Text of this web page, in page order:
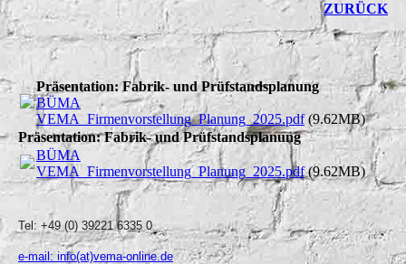
ZURÜCK
Präsentation: Fabrik- und Prüfstandsplanung
BÜMA
VEMA_Firmenvorstellung_Planung_2025.pdf(9.62MB)
Präsentation: Fabrik- und Prüfstandsplanung
BÜMA
VEMA_Firmenvorstellung_Planung_2025.pdf(9.62MB)
Tel: +49 (0) 39221 6335 0
e-mail: info(at)vema-online.de